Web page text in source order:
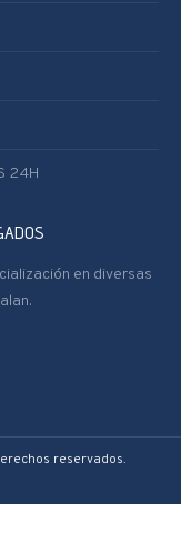
24H
en diversas
reservados.